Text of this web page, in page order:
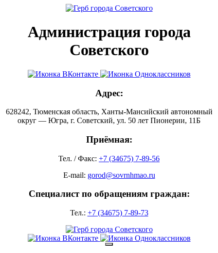
Администрация города
Советского
Адрес:
628242, Тюменская область, Ханты-Мансийский автономный
округ — Югра, г. Советский, ул. 50 лет Пионерии, 11Б
Приёмная:
Тел. / Факс: +7 (34675) 7-89-56
E-mail: gorod@sovrnhmao.ru
Специалист по обращениям граждан:
Тел.: +7 (34675) 7-89-73